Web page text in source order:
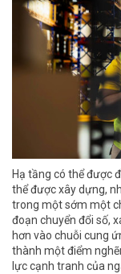
Hạ tầng có thể được
thể được xây dựng,
trong một sớm một
đoạn chuyển đổi số,
hơn vào chuỗi cung
thành một điểm
lực cạnh tranh của